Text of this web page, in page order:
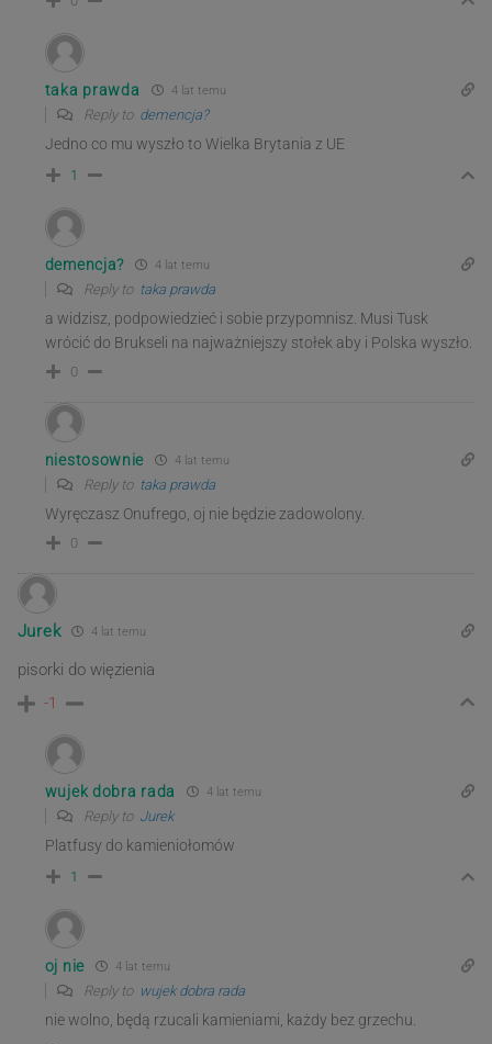
taka prawda 4 lat temu
Reply to demencja?
Jedno co mu wyszło to Wielka Brytania z UE
1
demencja? 4 lat temu
Reply to taka prawda
a widzisz, podpowiedzieć i sobie przypomnisz. Musi Tusk
wrócić do Brukseli na najważniejszy stołek aby i Polska wyszło.
0
niestosownie 4 lat temu
Reply to taka prawda
Wyręczasz Onufrego, oj nie będzie zadowolony.
0
Jurek 4 lat temu
pisorki do więzienia
-1
wujek dobra rada 4 lat temu
Reply to Jurek
Platfusy do kamieniołomów
1
oj nie 4 lat temu
Reply to wujek dobra rada
nie wolno, będą rzucali kamieniami, każdy bez grzechu.